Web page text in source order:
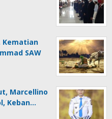
Kematian
SAW
Marcellino
Keban…